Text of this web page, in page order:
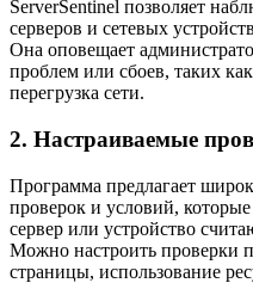
ServerSentinel позволяет
серверов и сетевых
Она оповещает
проблем или сбоев, таких
перегрузка сети.
2. Настраиваемые
Программа предлагает
проверок и условий,
сервер или устройство
Можно настроить проверки
страницы, использование